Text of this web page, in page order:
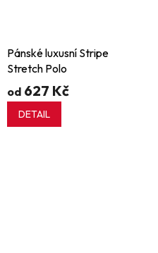
Pánské luxusní Stripe
Stretch Polo
od 627 Kč
DETAIL